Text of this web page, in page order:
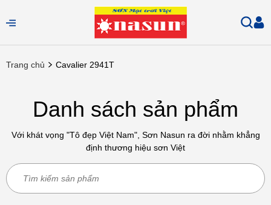
Trang chủ Cavalier 2941T
Danh sách sản phẩm
Với khát vọng "Tô đẹp Việt Nam", Sơn Nasun ra đời nhằm khẳng
định thương hiệu sơn Việt